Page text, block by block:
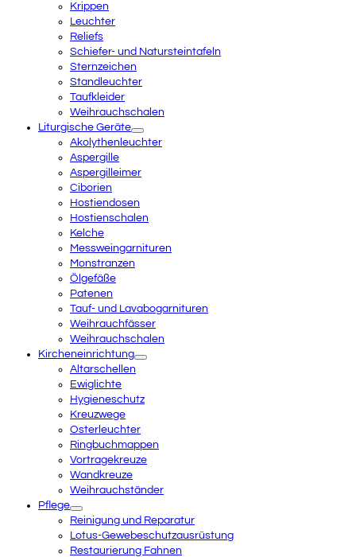
Krippen
Leuchter
Reliefs
Schiefer- und Natursteintafeln
Sternzeichen
Standleuchter
Taufkleider
Weihrauchschalen
Liturgische Geräte
Akolythenleuchter
Aspergille
Aspergilleimer
Ciborien
Hostiendosen
Hostienschalen
Kelche
Messweingarnituren
Monstranzen
Ölgefäße
Patenen
Tauf- und Lavabogarnituren
Weihrauchfässer
Weihrauchschalen
Kircheneinrichtung
Altarschellen
Ewiglichte
Hygieneschutz
Kreuzwege
Osterleuchter
Ringbuchmappen
Vortragekreuze
Wandkreuze
Weihrauchständer
Pflege
Reinigung und Reparatur
Lotus-Gewebeschutzausrüstung
Restaurierung Fahnen